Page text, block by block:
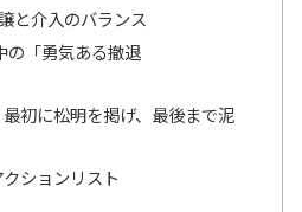
と介入のバランス
の「勇気ある撤退
初に松明を掲げ、最後まで泥
ションリスト